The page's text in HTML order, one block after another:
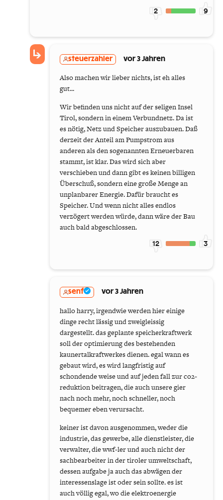
2 9
steuerzahler vor 3 Jahren
Also machen wir lieber nichts, ist eh alles
gut...
Wir befinden uns nicht auf der seligen Insel
Tirol, sondern in einem Verbundnetz. Da ist
es nötig, Netz und Speicher auszubauen. Daß
derzeit der Anteil am Pumpstrom aus
anderen als den sogenannten Erneuerbaren
stammt, ist klar. Das wird sich aber
verschieben und dann gibt es keinen billigen
Überschuß, sondern eine große Menge an
unplanbarer Energie. Dafür braucht es
Speicher. Und wenn nicht alles endlos
verzögert werden würde, dann wäre der Bau
auch bald abgeschlossen.
12 3
senf vor 3 Jahren
hallo harry, irgendwie werden hier einige
dinge recht lässig und zweigleissig
dargestellt. das geplante speicherkraftwerk
soll der optimierung des bestehenden
kaunertalkraftwerkes dienen. egal wann es
gebaut wird, es wird langfristig auf
schondende weise und auf jeden fall zur co2-
reduktion beitragen, die auch unsere gier
nach noch mehr, noch schneller, noch
bequemer eben verursacht.
keiner ist davon ausgenommen, weder die
industrie, das gewerbe, alle dienstleister, die
verwalter, die wwf-ler und auch nicht der
sachbearbeiter in der tiroler umweltschaft,
dessen aufgabe ja auch das abwägen der
interessenslage ist oder sein sollte. es ist
auch völlig egal, wo die elektroenergie